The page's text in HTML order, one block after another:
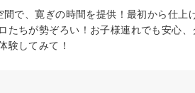
間で、寛ぎの時間を提供！最初から仕
たちが勢ぞろい！お子様連れでも安心
験してみて！